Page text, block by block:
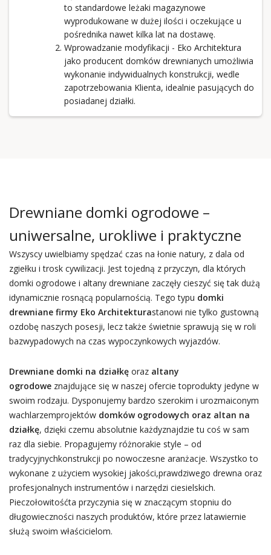
to standardowe leżaki magazynowe
wyprodukowane w dużej ilości i oczekujące u
pośrednika nawet kilka lat na dostawę.
Wprowadzanie modyfikacji - Eko Architektura
jako producent domków drewnianych umożliwia
wykonanie indywidualnych konstrukcji, wedle
zapotrzebowania Klienta, idealnie pasujących do
posiadanej działki.
Drewniane domki ogrodowe –
uniwersalne, urokliwe i praktyczne
Wszyscy uwielbiamy spędzać czas na łonie natury, z dala od
zgiełku i trosk cywilizacji. Jest tojedną z przyczyn, dla których
domki ogrodowe i altany drewniane zaczęły cieszyć się tak dużą
idynamicznie rosnącą popularnością. Tego typu domki
drewniane firmy Eko Architekturastanowi nie tylko gustowną
ozdobę naszych posesji, lecz także świetnie sprawują się w roli
bazwypadowych na czas wypoczynkowych wyjazdów.
Drewniane domki na działkęoraz altany
ogrodoweznajdujące się w naszej ofercie toprodukty jedyne w
swoim rodzaju. Dysponujemy bardzo szerokim i urozmaiconym
wachlarzemprojektów domków ogrodowych oraz altan na
działkę, dzięki czemu absolutnie każdyznajdzie tu coś w sam
raz dla siebie. Propagujemy różnorakie style – od
tradycyjnychkonstrukcji po nowoczesne aranżacje. Wszystko to
wykonane z użyciem wysokiej jakości,prawdziwego drewna oraz
profesjonalnych instrumentów i narzędzi ciesielskich.
Pieczołowitośćta przyczynia się w znaczącym stopniu do
długowieczności naszych produktów, które przez latawiernie
służą swoim właścicielom.